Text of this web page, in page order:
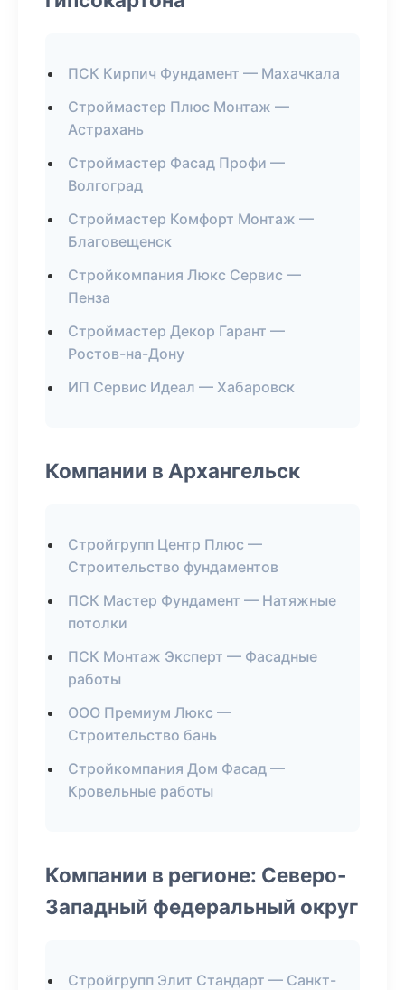
ПСК Кирпич Фундамент — Махачкала
Строймастер Плюс Монтаж —
Астрахань
Строймастер Фасад Профи —
Волгоград
Строймастер Комфорт Монтаж —
Благовещенск
Стройкомпания Люкс Сервис —
Пенза
Строймастер Декор Гарант —
Ростов-на-Дону
ИП Сервис Идеал — Хабаровск
Компании в Архангельск
Стройгрупп Центр Плюс —
Строительство фундаментов
ПСК Мастер Фундамент — Натяжные
потолки
ПСК Монтаж Эксперт — Фасадные
работы
ООО Премиум Люкс —
Строительство бань
Стройкомпания Дом Фасад —
Кровельные работы
Компании в регионе: Северо-
Западный федеральный округ
Стройгрупп Элит Стандарт — Санкт-